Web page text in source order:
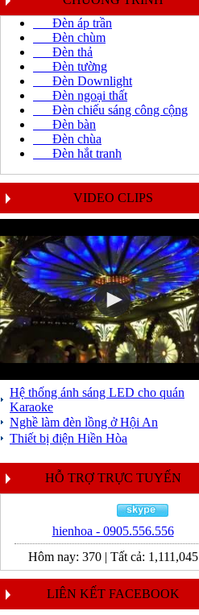
Đèn áp trần
Đèn chùm
Đèn thả
Đèn tường
Đèn Downlight
Đèn ngoại thất
Đèn chiếu sáng công cộng
Đèn bàn
Đèn chùa
Đèn hắt tranh
VIDEO CLIPS
Hệ thống ánh sáng LED cho quán
Karaoke
Nghề làm đèn lồng ở Hội An
Thiết bị điện Hiền Hòa
HỖ TRỢ TRỰC TUYẾN
hienhoa - 0905.556.556
Hôm nay: 370| Tất cả: 1,111,045
LIÊN KẾT FACEBOOK